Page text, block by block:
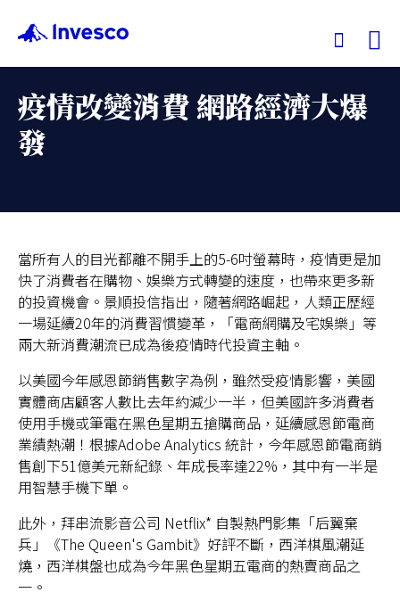
我們的基金
服務中心
永續專區
關於景順
台灣
聯絡我們
疫情改變消費 網路經濟大爆
發
當所有人的目光都離不開手上的5-6吋螢幕時，疫情更是加
快了消費者在購物、娛樂方式轉變的速度，也帶來更多新
的投資機會。景順投信指出，隨著網路崛起，人類正歷經
一場延續20年的消費習慣變革，「電商網購及宅娛樂」等
兩大新消費潮流已成為後疫情時代投資主軸。
以美國今年感恩節銷售數字為例，雖然受疫情影響，美國
實體商店顧客人數比去年約減少一半，但美國許多消費者
使用手機或筆電在黑色星期五搶購商品，延續感恩節電商
業績熱潮！根據Adobe Analytics 統計，今年感恩節電商銷
售創下51億美元新紀錄、年成長率達22%，其中有一半是
用智慧手機下單。
此外，拜串流影音公司 Netflix* 自製熱門影集「后翼棄
兵」《The Queen's Gambit》好評不斷，西洋棋風潮延
燒，西洋棋盤也成為今年黑色星期五電商的熱賣商品之
一。